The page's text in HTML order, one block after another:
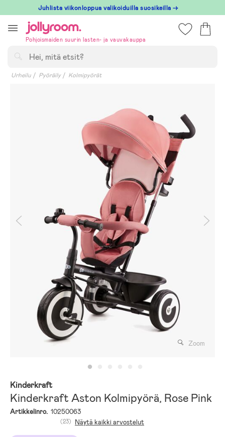
till
innehållet
Juhlista viikonloppua valikoiduilla suosikeilla →
Pohjoismaiden suurin lasten- ja vauvakauppa
Urheilu Pyöräily Kolmipyörät
Zoom
Kinderkraft
Kinderkraft Aston Kolmipyörä, Rose Pink
Artikkelinro. 10250063
(23) Näytä kaikki arvostelut